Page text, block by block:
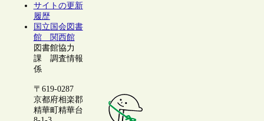
サイトの更新
履歴
国立国会図書
館 関西館
図書館協力
課 調査情報
係
〒619-0287
京都府相楽郡
精華町精華台